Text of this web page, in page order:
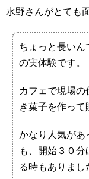
水野さんがとても
ちょっと長いん
の実体験です。
カフェで現場
き菓子を作って
かなり人気があ
も、開始３０
る時もありまし